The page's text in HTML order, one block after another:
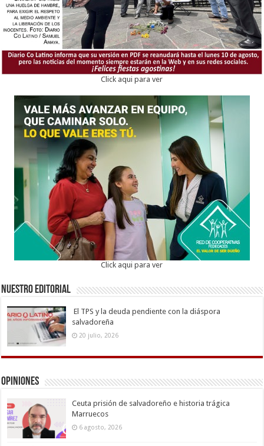
Click aqui para ver
Click aqui para ver
Nuestro Editorial
El TPS y la deuda pendiente con la diáspora
salvadoreña
20 julio, 2026
Opiniones
Ceuta prisión de salvadoreño e historia trágica
Marruecos
6 agosto, 2026